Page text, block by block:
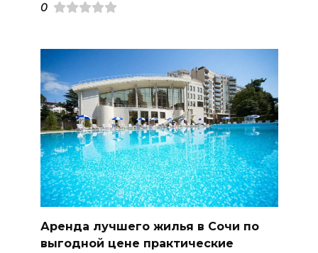
0
Аренда лучшего жилья в Сочи по
выгодной цене практические